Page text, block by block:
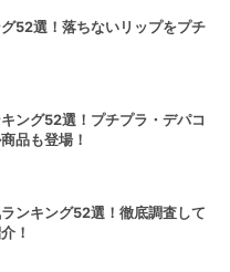
52選！落ちないリップをプチ
ング52選！プチプラ・デパコ
品も登場！
ンキング52選！徹底調査して
！